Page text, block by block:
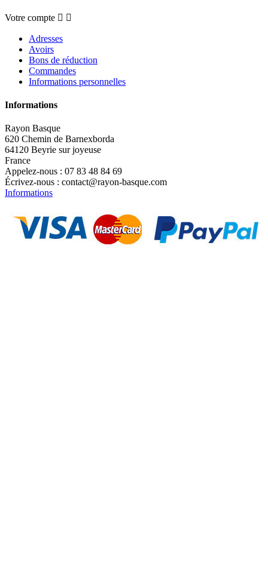
Votre compte  
Adresses
Avoirs
Bons de réduction
Commandes
Informations personnelles
Informations
Rayon Basque
620 Chemin de Barnexborda
64120 Beyrie sur joyeuse
France
Appelez-nous : 07 83 48 84 69
Écrivez-nous : contact@rayon-basque.com
Informations